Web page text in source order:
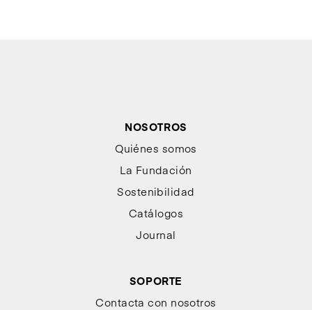
NOSOTROS
Quiénes somos
La Fundación
Sostenibilidad
Catálogos
Journal
SOPORTE
Contacta con nosotros